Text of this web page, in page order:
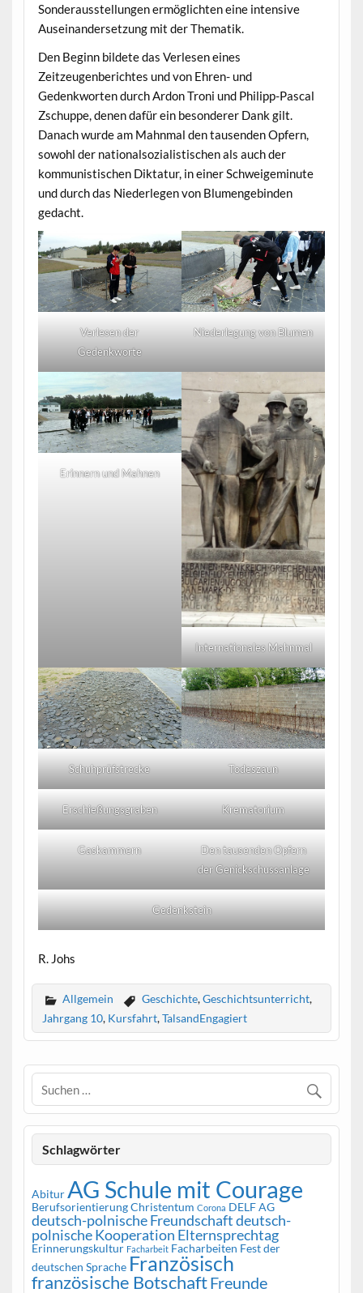
Sonderausstellungen ermöglichten eine intensive
Auseinandersetzung mit der Thematik.
Den Beginn bildete das Verlesen eines
Zeitzeugenberichtes und von Ehren- und
Gedenkworten durch Ardon Troni und Philipp-Pascal
Zschuppe, denen dafür ein besonderer Dank gilt.
Danach wurde am Mahnmal den tausenden Opfern,
sowohl der nationalsozialistischen als auch der
kommunistischen Diktatur, in einer Schweigeminute
und durch das Niederlegen von Blumengebinden
gedacht.
Verlesen der
Gedenkworte
Niederlegung von Blumen
Erinnern und Mahnen
Internationales Mahnmal
Schuhprüfstrecke Todeszaun
Erschießungsgraben Krematorium
Gaskammern
Den tausenden Opfern
der Genickschussanlage
Gedenkstein
R. Johs
Allgemein Geschichte,Geschichtsunterricht,
Jahrgang 10, Kursfahrt,TalsandEngagiert
Schlagwörter
AbiturAG Schule mit Courage
BerufsorientierungChristentum Corona DELF AG
deutsch-polnische Freundschaftdeutsch-
polnische Kooperation Elternsprechtag
Erinnerungskultur Facharbeit Facharbeiten Fest der
deutschen Sprache Französisch
französische BotschaftFreunde